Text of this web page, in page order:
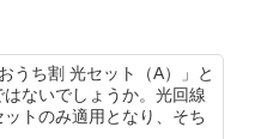
うち割 光セット（A）」と
はないでしょうか。光回線
トのみ適用となり、そち